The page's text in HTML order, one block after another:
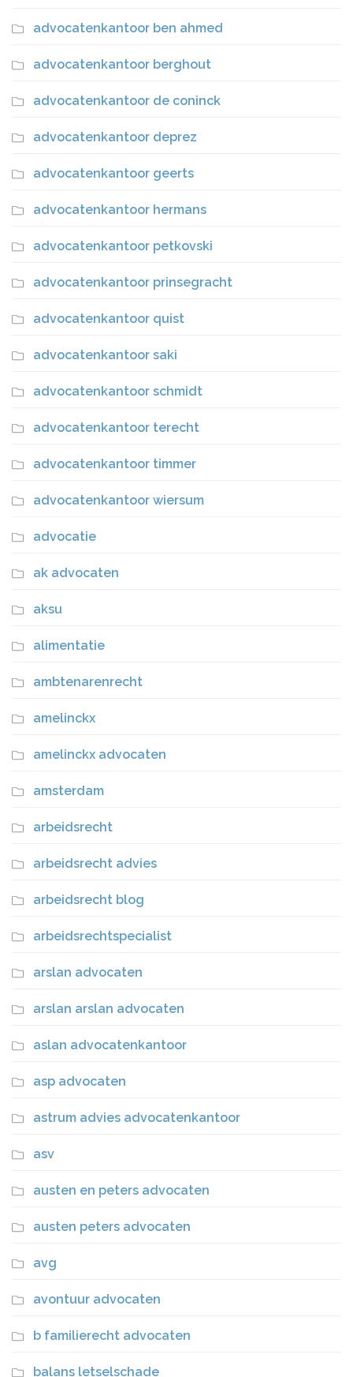
advocatenkantoor ben ahmed
advocatenkantoor berghout
advocatenkantoor de coninck
advocatenkantoor deprez
advocatenkantoor geerts
advocatenkantoor hermans
advocatenkantoor petkovski
advocatenkantoor prinsegracht
advocatenkantoor quist
advocatenkantoor saki
advocatenkantoor schmidt
advocatenkantoor terecht
advocatenkantoor timmer
advocatenkantoor wiersum
advocatie
ak advocaten
aksu
alimentatie
ambtenarenrecht
amelinckx
amelinckx advocaten
amsterdam
arbeidsrecht
arbeidsrecht advies
arbeidsrecht blog
arbeidsrechtspecialist
arslan advocaten
arslan arslan advocaten
aslan advocatenkantoor
asp advocaten
astrum advies advocatenkantoor
asv
austen en peters advocaten
austen peters advocaten
avg
avontuur advocaten
b familierecht advocaten
balans letselschade